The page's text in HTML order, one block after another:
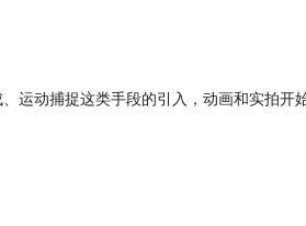
运动捕捉这类手段的引入，动画和实拍开